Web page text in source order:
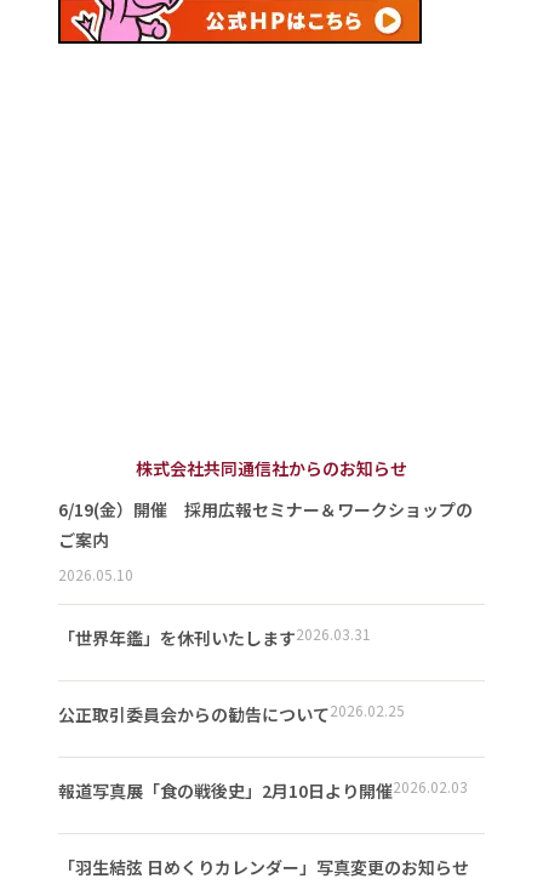
株式会社共同通信社からのお知らせ
6/19(金）開催 採用広報セミナー＆ワークショップの
ご案内
2026.05.10
「世界年鑑」を休刊いたします2026.03.31
公正取引委員会からの勧告について2026.02.25
報道写真展「食の戦後史」2月10日より開催2026.02.03
「羽生結弦 日めくりカレンダー」写真変更のお知らせ